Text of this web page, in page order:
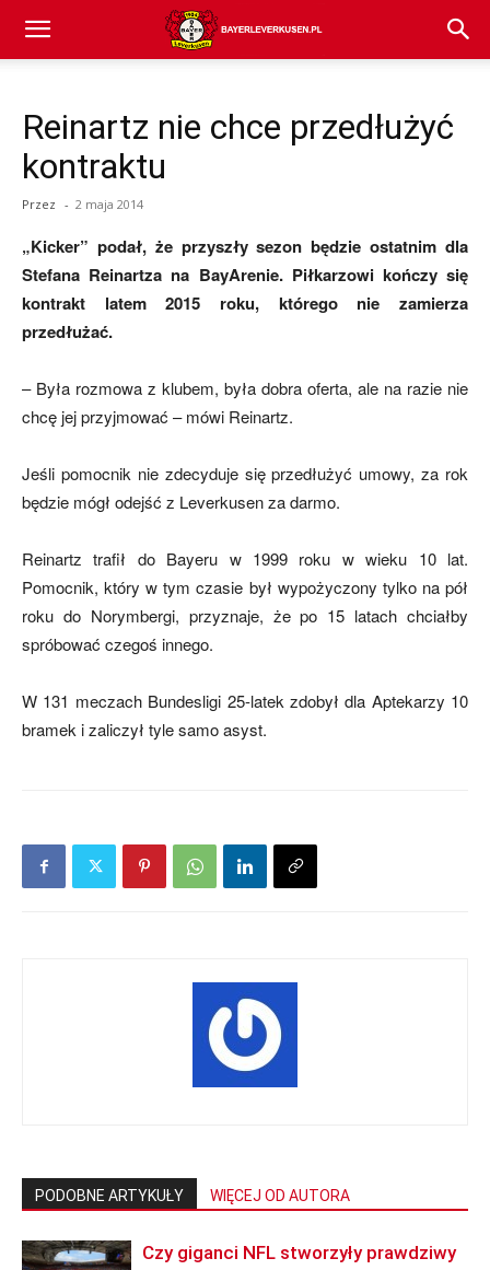
Bayer
aktualności
(transfery,
mecze,
skład)
Reinartz nie chce przedłużyć
kontraktu
Przez - 2 maja 2014
„Kicker” podał, że przyszły sezon będzie ostatnim dla
Stefana Reinartza na BayArenie. Piłkarzowi kończy się
kontrakt latem 2015 roku, którego nie zamierza
przedłużać.
– Była rozmowa z klubem, była dobra oferta, ale na razie nie
chcę jej przyjmować – mówi Reinartz.
Jeśli pomocnik nie zdecyduje się przedłużyć umowy, za rok
będzie mógł odejść z Leverkusen za darmo.
Reinartz trafił do Bayeru w 1999 roku w wieku 10 lat.
Pomocnik, który w tym czasie był wypożyczony tylko na pół
roku do Norymbergi, przyznaje, że po 15 latach chciałby
spróbować czegoś innego.
W 131 meczach Bundesligi 25-latek zdobył dla Aptekarzy 10
bramek i zaliczył tyle samo asyst.
PODOBNE ARTYKUŁY WIĘCEJ OD AUTORA
Czy giganci NFL stworzyły prawdziwy